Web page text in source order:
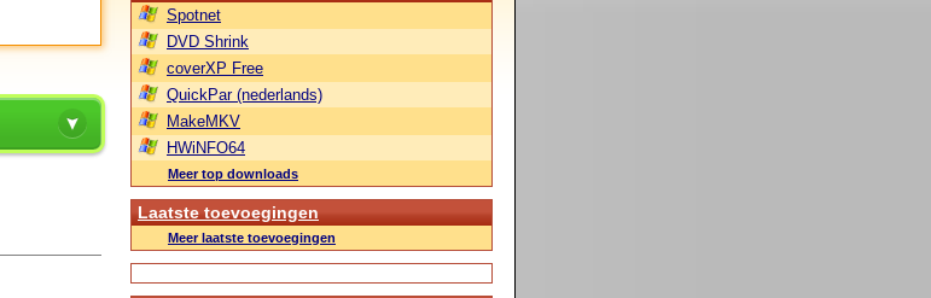
Spotnet
DVD Shrink
coverXP Free
QuickPar (nederlands)
MakeMKV
HWiNFO64
Meer top downloads
Laatste toevoegingen
Meer laatste toevoegingen